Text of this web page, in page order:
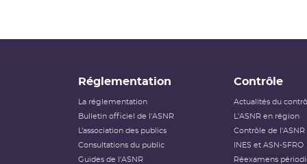
Réglementation
La réglementation
Bulletin officiel de l'ASNR
L’association des publics
Consultations du public
Guides de l'ASNR
Contrôle
Actualités du
L'ASNR en région
Contrôle de l'ASNR
INES et ASN-SFRO
Réexamens